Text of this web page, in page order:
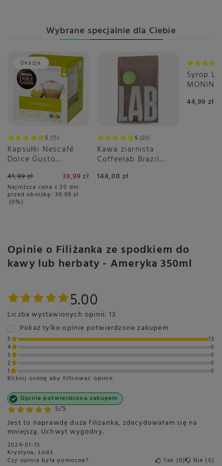
Wybrane specjalnie dla Ciebie
Okazja
5 15
Kapsułki Nescafé
Dolce Gusto
41,99 zł 39,99 zł
Najniższa cena z 30 dni
przed obniżką: 39,99 zł
0%
5 20
Kawa ziarnista
Coffeelab Brazil
1kg
144,00 zł
Syrop
MONIN
44,99 zł
Opinie o Filiżanka ze spodkiem do
kawy lub herbaty - Ameryka 350ml
5.00
Liczba wystawionych opinii: 13
Pokaż tylko opinie potwierdzone zakupem
5
13
4
0
3
0
2
0
1
0
Kliknij ocenę aby filtrować opinie
5/5
Opinia potwierdzona zakupem
Jest to naprawdę duża filiżanka, zdecydowałam się na
mniejszą. Uchwyt wygodny.
2024-01-13
Krystyna, Łódź
Czy opinia była pomocna? Tak 0 Nie 0